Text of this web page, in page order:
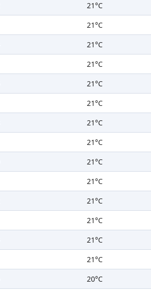
21°C
21°C
21°C
21°C
21°C
21°C
21°C
21°C
21°C
21°C
21°C
21°C
21°C
21°C
20°C